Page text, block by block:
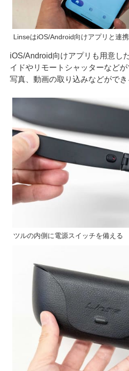
LinseはiOS/Android向けアプリと連携
iOS/Android向けアプリも用意し
イドやリモートシャッターなど
写真、動画の取り込みなどができ
ツルの内側に電源スイッチを備える